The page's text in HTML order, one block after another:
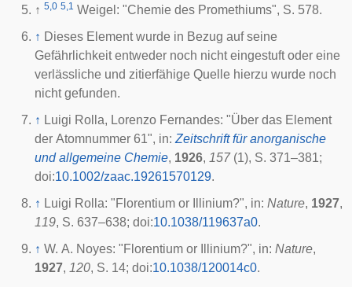
↑ 5,0 5,1 Weigel: "Chemie des Promethiums", S. 578.
↑ Dieses Element wurde in Bezug auf seine
Gefährlichkeit entweder noch nicht eingestuft oder eine
verlässliche und zitierfähige Quelle hierzu wurde noch
nicht gefunden.
↑ Luigi Rolla, Lorenzo Fernandes: "Über das Element
der Atomnummer 61", in: Zeitschrift für anorganische
und allgemeine Chemie, 1926, 157(1), S. 371–381;
doi:10.1002/zaac.19261570129.
↑ Luigi Rolla: "Florentium or Illinium?", in: Nature, 1927,
119, S. 637–638; doi:10.1038/119637a0.
↑ W. A. Noyes: "Florentium or Illinium?", in: Nature,
1927, 120, S. 14; doi:10.1038/120014c0.